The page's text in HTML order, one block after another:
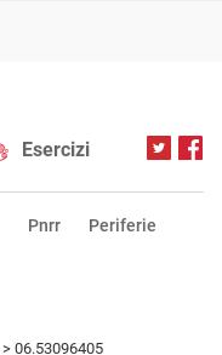
Esercizi
Pnrr Periferie
> 06.53096405